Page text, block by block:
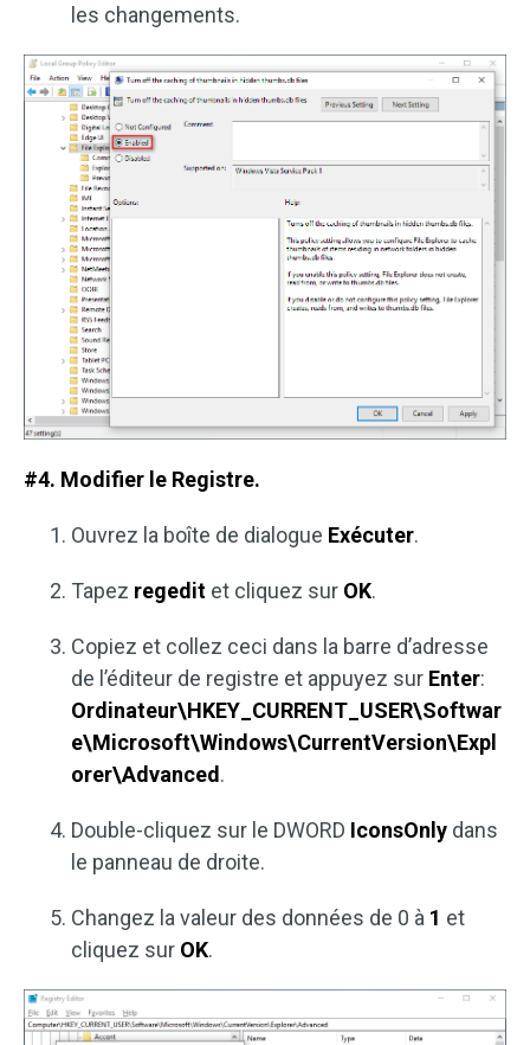
les changements.
#4. Modifier le Registre.
Ouvrez la boîte de dialogue Exécuter.
Tapez regedit et cliquez sur OK.
Copiez et collez ceci dans la barre d’adresse
de l’éditeur de registre et appuyez sur Enter:
Ordinateur\HKEY_CURRENT_USER\Softwar
e\Microsoft\Windows\CurrentVersion\Expl
orer\Advanced.
Double-cliquez sur le DWORD IconsOnly dans
le panneau de droite.
Changez la valeur des données de 0 à 1 et
cliquez sur OK.